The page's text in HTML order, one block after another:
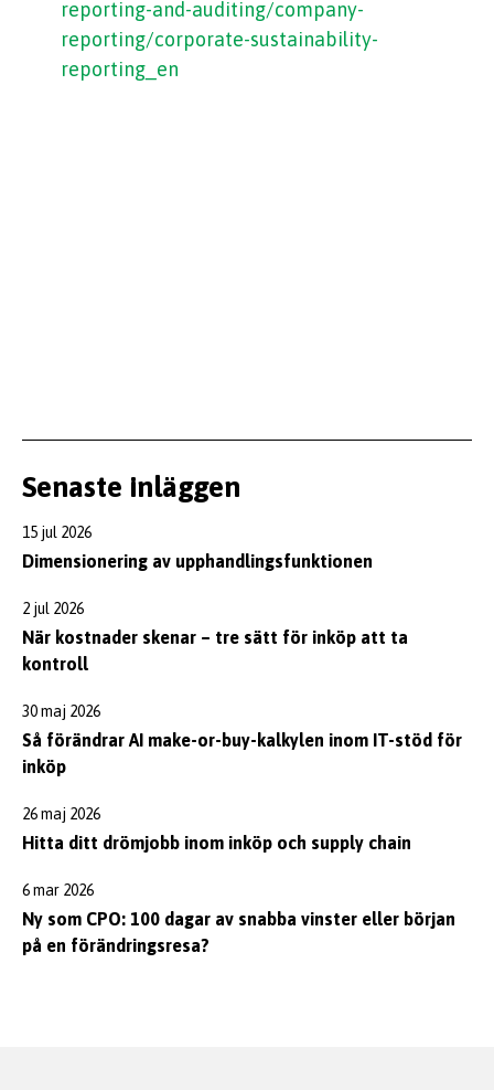
reporting-and-auditing/company-
reporting/corporate-sustainability-
reporting_en
Senaste inläggen
15 jul 2026
Dimensionering av upphandlingsfunktionen
2 jul 2026
När kostnader skenar – tre sätt för inköp att ta
kontroll
30 maj 2026
Så förändrar AI make-or-buy-kalkylen inom IT-stöd för
inköp
26 maj 2026
Hitta ditt drömjobb inom inköp och supply chain
6 mar 2026
Ny som CPO: 100 dagar av snabba vinster eller början
på en förändringsresa?